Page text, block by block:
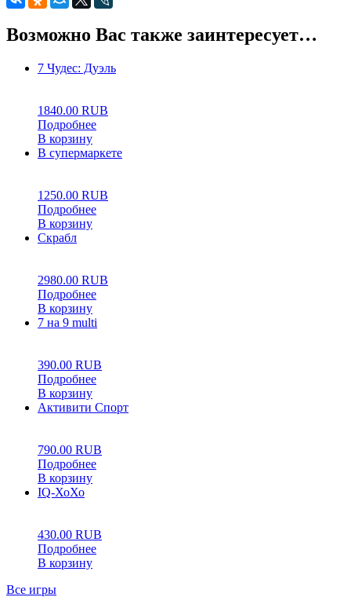
Возможно Вас также заинтересует…
7 Чудес: Дуэль
1840.00 RUB
Подробнее
В корзину
В супермаркете
1250.00 RUB
Подробнее
В корзину
Скрабл
2980.00 RUB
Подробнее
В корзину
7 на 9 multi
390.00 RUB
Подробнее
В корзину
Активити Спорт
790.00 RUB
Подробнее
В корзину
IQ-ХоХо
430.00 RUB
Подробнее
В корзину
Все игры